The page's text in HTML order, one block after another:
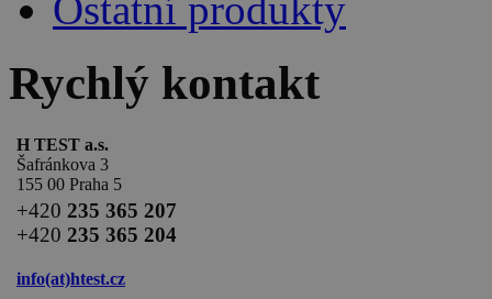
Ostatní produkty
Rychlý kontakt
H TEST a.s.
Šafránkova 3
155 00 Praha 5
+420 235 365 207
+420 235 365 204
info(at)htest.cz